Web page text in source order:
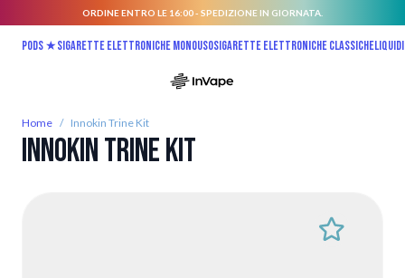
ORDINE ENTRO LE 16:00 - SPEDIZIONE IN GIORNATA.
Pods ★Sigarette elettroniche monousoSigarette elettroniche classiche
Home / Innokin Trine Kit
Innokin Trine Kit